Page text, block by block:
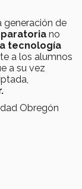
generación de
no
tecnología
a los alumnos
a su vez
Obregón